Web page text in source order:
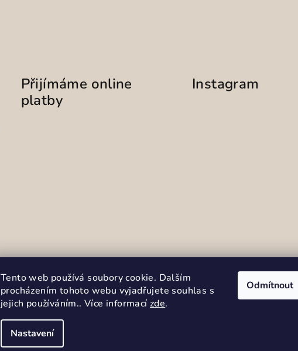
Tento web používá soubory cookie. Dalším
procházením tohoto webu vyjadřujete souhlas s
jejich používáním.. Více informací zde.
Nastavení
Odmítnout
Přijímáme online
platby
Instagram
Sledovat na